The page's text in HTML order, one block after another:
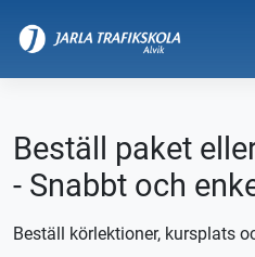
Beställ paket
- Snabbt och
Beställ körlektioner, kursplats